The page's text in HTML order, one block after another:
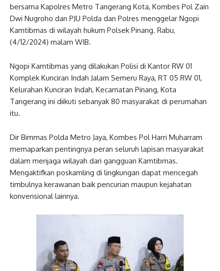
bersama Kapolres Metro Tangerang Kota, Kombes Pol Zain
Dwi Nugroho dan PJU Polda dan Polres menggelar Ngopi
Kamtibmas di wilayah hukum Polsek Pinang. Rabu,
(4/12/2024) malam WIB.
Ngopi Kamtibmas yang dilakukan Polisi di Kantor RW 01
Komplek Kunciran Indah Jalam Semeru Raya, RT 05 RW 01,
Kelurahan Kunciran Indah, Kecamatan Pinang, Kota
Tangerang ini diikuti sebanyak 80 masyarakat di perumahan
itu.
Dir Bimmas Polda Metro Jaya, Kombes Pol Harri Muharram
memaparkan pentingnya peran seluruh lapisan masyarakat
dalam menjaga wilayah dari gangguan Kamtibmas.
Mengaktifkan poskamling di lingkungan dapat mencegah
timbulnya kerawanan baik pencurian maupun kejahatan
konvensional lainnya.